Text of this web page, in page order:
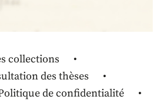
collections
des thèses
de confidentialité